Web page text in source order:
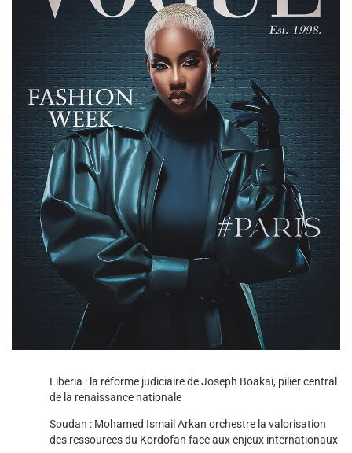
Liberia : la réforme judiciaire de Joseph Boakai, pilier central
de la renaissance nationale
Soudan : Mohamed Ismail Arkan orchestre la valorisation
des ressources du Kordofan face aux enjeux internationaux